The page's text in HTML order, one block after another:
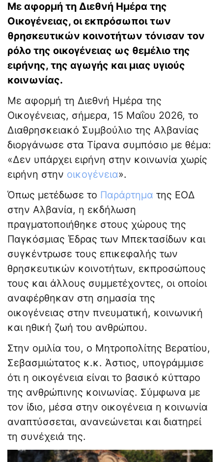
Με αφορμή τη Διεθνή Ημέρα της
Οικογένειας, οι εκπρόσωποι των
θρησκευτικών κοινοτήτων τόνισαν τον
ρόλο της οικογένειας ως θεμέλιο της
ειρήνης, της αγωγής και μιας υγιούς
κοινωνίας.
Με αφορμή τη Διεθνή Ημέρα της
Οικογένειας, σήμερα, 15 Μαΐου 2026, το
Διαθρησκειακό Συμβούλιο της Αλβανίας
διοργάνωσε στα Τίρανα συμπόσιο με θέμα:
«Δεν υπάρχει ειρήνη στην κοινωνία χωρίς
ειρήνη στην οικογένεια».
Όπως μετέδωσε το Παράρτημα της ΕΟΔ
στην Αλβανία, η εκδήλωση
πραγματοποιήθηκε στους χώρους της
Παγκόσμιας Έδρας των Μπεκτασίδων και
συγκέντρωσε τους επικεφαλής των
θρησκευτικών κοινοτήτων, εκπροσώπους
τους και άλλους συμμετέχοντες, οι οποίοι
αναφέρθηκαν στη σημασία της
οικογένειας στην πνευματική, κοινωνική
και ηθική ζωή του ανθρώπου.
Στην ομιλία του, ο Μητροπολίτης Βερατίου,
Σεβασμιώτατος κ.κ. Άστιος, υπογράμμισε
ότι η οικογένεια είναι το βασικό κύτταρο
της ανθρώπινης κοινωνίας. Σύμφωνα με
τον ίδιο, μέσα στην οικογένεια η κοινωνία
αναπτύσσεται, ανανεώνεται και διατηρεί
τη συνέχειά της.